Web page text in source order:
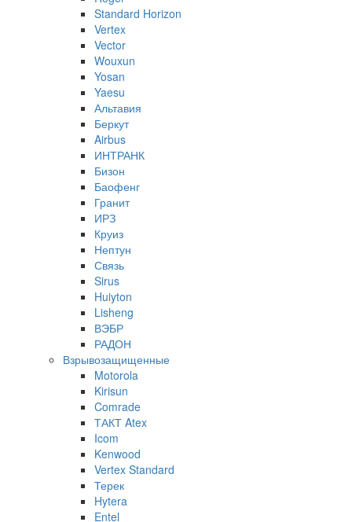
Standard Horizon
Vertex
Vector
Wouxun
Yosan
Yaesu
Альтавия
Беркут
Airbus
ИНТРАНК
Бизон
Баофенг
Гранит
ИРЗ
Круиз
Нептун
Связь
Sirus
Huiyton
Lisheng
ВЭБР
РАДОН
Взрывозащищенные
Motorola
Kirisun
Comrade
ТАКТ Atex
Icom
Kenwood
Vertex Standard
Терек
Hytera
Entel